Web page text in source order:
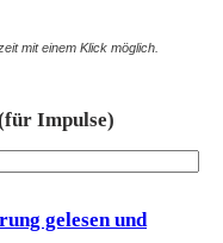
mit einem Klick möglich.
Impulse)
gelesen und